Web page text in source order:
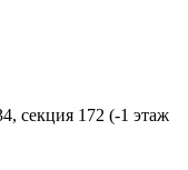
секция 172 (-1 этаж